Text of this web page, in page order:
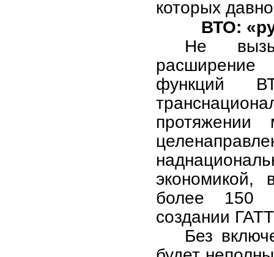
которых
ВТО:
Не
расширение
функций
протяжении
экономикой,
более 150
создании
Без